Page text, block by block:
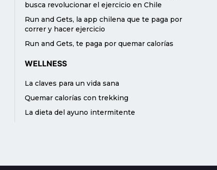
busca revolucionar el ejercicio en Chile
Run and Gets, la app chilena que te paga por
correr y hacer ejercicio
Run and Gets, te paga por quemar calorías
WELLNESS
La claves para un vida sana
Quemar calorías con trekking
La dieta del ayuno intermitente